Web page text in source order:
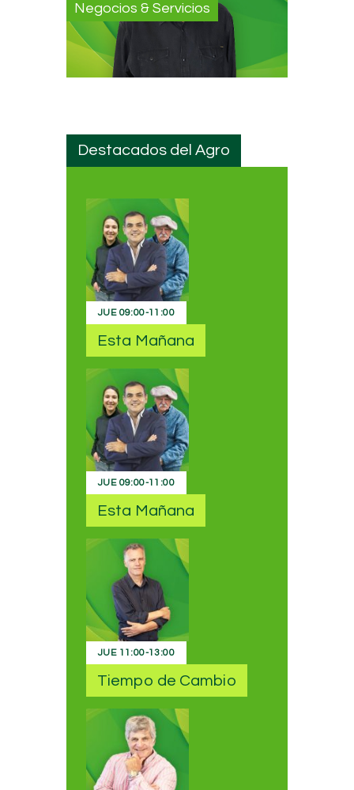
Negocios & Servicios
Destacados del Agro
JUE 09:00-11:00
Esta Mañana
JUE 09:00-11:00
Esta Mañana
JUE 11:00-13:00
Tiempo de Cambio